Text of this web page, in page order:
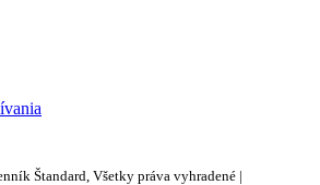
Štandard, Všetky práva vyhradené |